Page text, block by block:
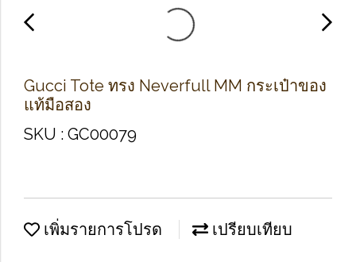
Gucci Tote ทรง Neverfull MM กระเป๋าของ
แท้มือสอง
SKU : GC00079
เพิ่มรายการโปรด เปรียบเทียบ